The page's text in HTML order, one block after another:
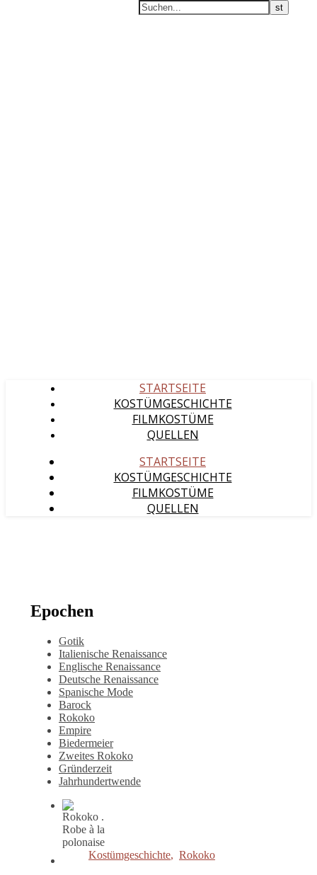
STARTSEITE
KOSTÜMGESCHICHTE
FILMKOSTÜME
QUELLEN
STARTSEITE
KOSTÜMGESCHICHTE
FILMKOSTÜME
QUELLEN
Epochen
Gotik
Italienische Renaissance
Englische Renaissance
Deutsche Renaissance
Spanische Mode
Barock
Rokoko
Empire
Biedermeier
Zweites Rokoko
Gründerzeit
Jahrhundertwende
Kostümgeschichte, Rokoko